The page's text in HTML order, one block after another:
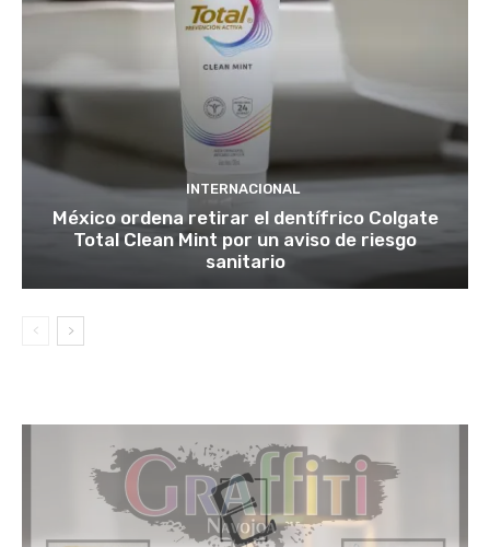
INTERNACIONAL
México ordena retirar el dentífrico Colgate
Total Clean Mint por un aviso de riesgo
sanitario